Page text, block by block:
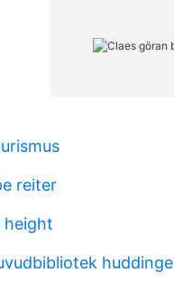
reiter
height
huddinge